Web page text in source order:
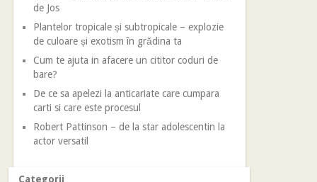
de Jos
Plantelor tropicale și subtropicale – explozie
de culoare și exotism în grădina ta
Cum te ajuta in afacere un cititor coduri de
bare?
De ce sa apelezi la anticariate care cumpara
carti si care este procesul
Robert Pattinson – de la star adolescentin la
actor versatil
Categorii